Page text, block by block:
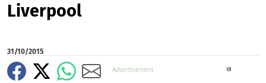
Liverpool
31/10/2015
X